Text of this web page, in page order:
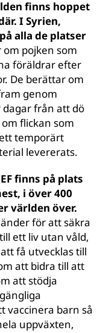
finns hoppet
I Syrien,
alla de platser
pojken som
föräldrar efter
De berättar om
genom
dagar från att dö
flickan som
temporärt
levererats.
finns på plats
i över 400
världen över.
för att säkra
ett liv utan våld,
få utvecklas till
att bidra till att
att stödja
vaccinera barn så
uppväxten,